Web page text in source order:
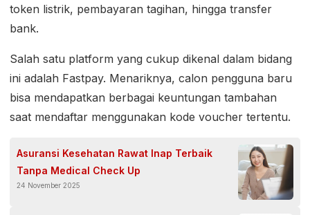
token listrik, pembayaran tagihan, hingga transfer
bank.
Salah satu platform yang cukup dikenal dalam bidang
ini adalah Fastpay. Menariknya, calon pengguna baru
bisa mendapatkan berbagai keuntungan tambahan
saat mendaftar menggunakan kode voucher tertentu.
Asuransi Kesehatan Rawat Inap Terbaik
Tanpa Medical Check Up
24 November 2025